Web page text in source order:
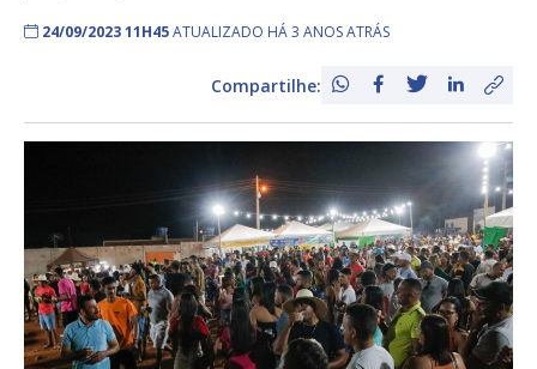
24/09/2023 11H45ATUALIZADO HÁ 3 ANOS ATRÁS
Compartilhe: